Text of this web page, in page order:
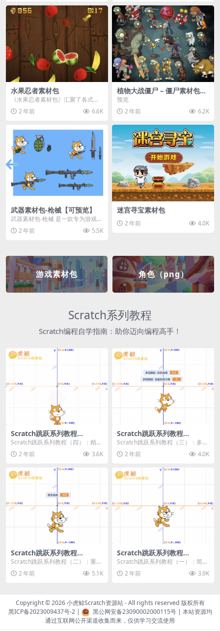
水果忍者素材包
《水果忍者素材包》汇聚了各式鲜
美诱人的水果图像与清脆悦耳的切
割音效，专为追求极致...
2 年前 6.6K
植物大战僵尸 – 僵尸素材包
【可预览】
预览
2 年前
6.2K
武器素材包-枪械【可预览】
武器素材包-枪械 是一款专为游戏开
发者和创作者设计的素材包，包含
多种高质量的枪械...
2 年前 5.5K
迷宫寻宝素材包
2 年前 4.0K
游戏素材包 角色（png）
Scratch系列教程
Scratch编程自学指南：助你迈向编程高手！
Scratch跳跃系列教程
（四）：精准着陆
Scratch跳跃系列教程（四）：精准
着陆 作者：小虎鲸Scratch资源站
... 2 年前 3.6K
Scratch跳跃系列教程
（三）：多段跳跃
Scratch跳跃系列教程（三）：多段
跳跃 作者：小虎鲸Scratch资源站
连...2 年前 4.0K
Scratch跳跃系列教程
（二）：重力跳跃
Scratch跳跃系列教程（二）：重力
跳跃 作者：小虎鲸Scratch资源站
按...2 年前 5.1K
Scratch跳跃系列教程
（一）：简单跳跃
Scratch跳跃系列教程（一）：简单
跳跃 作者：小虎鲸Scratch资源站
按...2 年前 3.9K
Copyright © 2026小虎鲸Scratch资源站- All rights reserved 版权所有
黑ICP备2023009437号-2| 黑公网安备23090002000115号| 本站资源均
通过互联网公开渠道收集而来，仅供学习交流使用